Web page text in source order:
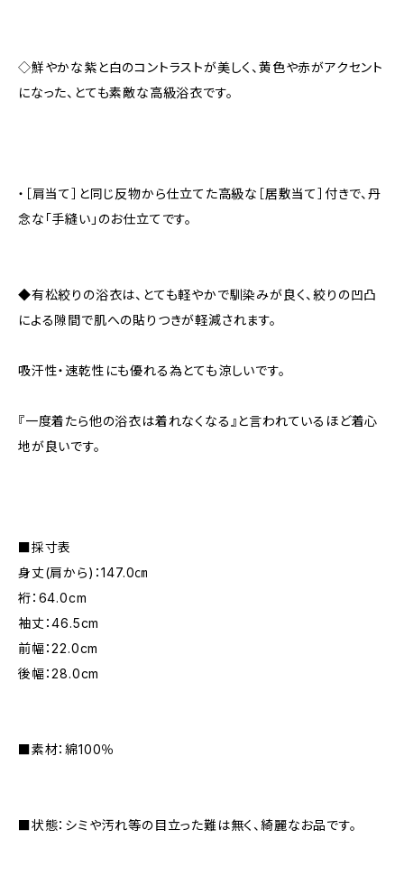
◇鮮やかな紫と白のコントラストが美しく、黄色や赤がアクセント
になった、とても素敵な高級浴衣です。
・［肩当て］と同じ反物から仕立てた高級な［居敷当て］付きで、丹
念な「手縫い」のお仕立てです。
◆有松絞りの浴衣は、とても軽やかで馴染みが良く、絞りの凹凸
による隙間で肌への貼りつきが軽減されます。
吸汗性・速乾性にも優れる為とても涼しいです。
『一度着たら他の浴衣は着れなくなる』と言われているほど着心
地が良いです。
■採寸表
身丈(肩から)：147.0㎝
裄：64.0cm
袖丈：46.5cm
前幅：22.0cm
後幅：28.0cm
■素材：綿100％
■状態：シミや汚れ等の目立った難は無く、綺麗なお品です。